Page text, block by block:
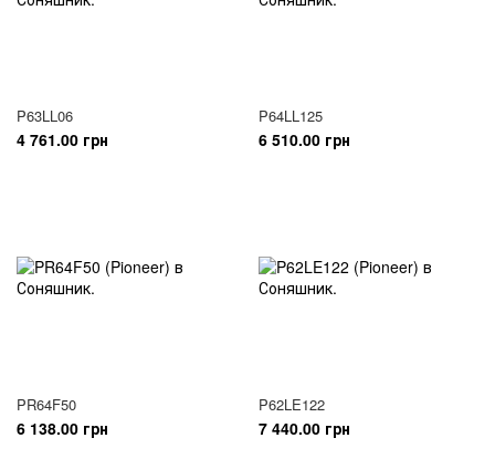
P63LL06
4 761.00 грн
P64LL125
6 510.00 грн
PR64F50
6 138.00 грн
P62LE122
7 440.00 грн